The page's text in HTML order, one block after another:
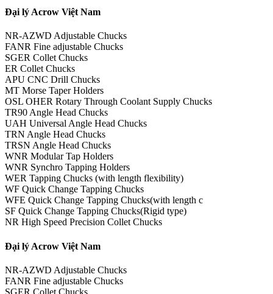
Đại lý Acrow Việt Nam
NR-AZWD Adjustable Chucks
FANR Fine adjustable Chucks
SGER Collet Chucks
ER Collet Chucks
APU CNC Drill Chucks
MT Morse Taper Holders
OSL OHER Rotary Through Coolant Supply Chucks
TR90 Angle Head Chucks
UAH Universal Angle Head Chucks
TRN Angle Head Chucks
TRSN Angle Head Chucks
WNR Modular Tap Holders
WNR Synchro Tapping Holders
WER Tapping Chucks (with length flexibility)
WF Quick Change Tapping Chucks
WFE Quick Change Tapping Chucks(with length c
SF Quick Change Tapping Chucks(Rigid type)
NR High Speed Precision Collet Chucks
Đại lý Acrow Việt Nam
NR-AZWD Adjustable Chucks
FANR Fine adjustable Chucks
SGER Collet Chucks